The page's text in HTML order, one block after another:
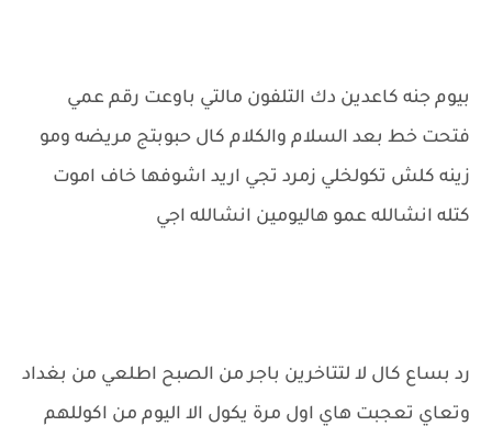
بيوم جنه كاعدين دك التلفون مالتي باوعت رقم عمي
فتحت خط بعد السلام والكلام كال حبوبتج مريضه ومو
زينه كلش تكولخلي زمرد تجي اريد اشوفها خاف اموت
كتله انشالله عمو هاليومين انشالله اجي
رد بساع كال لا لتتاخرين باجر من الصبح اطلعي من بغداد
وتعاي تعجبت هاي اول مرة يكول الا اليوم من اكوللهم